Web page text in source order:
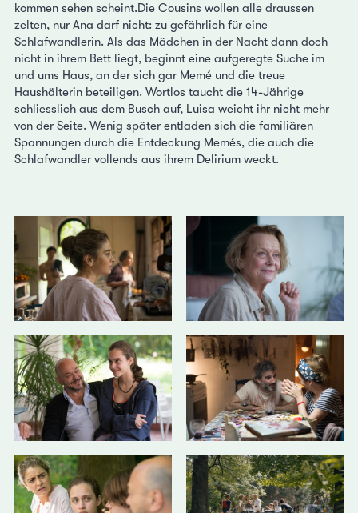
kommen sehen scheint.Die Cousins wollen alle draussen
zelten, nur Ana darf nicht: zu gefährlich für eine
Schlafwandlerin. Als das Mädchen in der Nacht dann doch
nicht in ihrem Bett liegt, beginnt eine aufgeregte Suche im
und ums Haus, an der sich gar Memé und die treue
Haushälterin beteiligen. Wortlos taucht die 14-Jährige
schliesslich aus dem Busch auf, Luisa weicht ihr nicht mehr
von der Seite. Wenig später entladen sich die familiären
Spannungen durch die Entdeckung Memés, die auch die
Schlafwandler vollends aus ihrem Delirium weckt.